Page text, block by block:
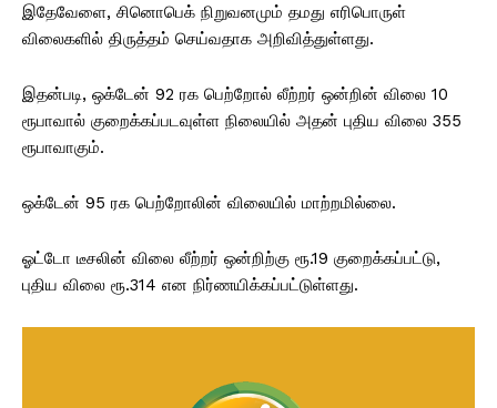
இதேவேளை, சினொபெக் நிறுவனமும் தமது எரிபொருள்
விலைகளில் திருத்தம் செய்வதாக அறிவித்துள்ளது.
இதன்படி, ஒக்டேன் 92 ரக பெற்றோல் லீற்றர் ஒன்றின் விலை 10
ரூபாவால் குறைக்கப்படவுள்ள நிலையில் அதன் புதிய விலை 355
ரூபாவாகும்.
ஒக்டேன் 95 ரக பெற்றோலின் விலையில் மாற்றமில்லை.
ஓட்டோ டீசலின் விலை லீற்றர் ஒன்றிற்கு ரூ.19 குறைக்கப்பட்டு,
புதிய விலை ரூ.314 என நிர்ணயிக்கப்பட்டுள்ளது.